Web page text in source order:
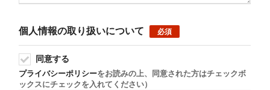
個人情報の取り扱いについて 必須
同意する
プライバシーポリシーをお読みの上、同意された方はチェックボ
ックスにチェックを入れてください）